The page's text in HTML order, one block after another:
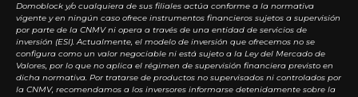
Domoblock y/o cualquiera de sus filiales actúa conforme a la normativa
vigente y en ningún caso ofrece instrumentos financieros sujetos a supervisión
por parte de la CNMV ni opera a través de una entidad de servicios de
inversión (ESI). Actualmente, el modelo de inversión que ofrecemos no se
configura como un valor negociable ni está sujeto a la Ley del Mercado de
Valores, por lo que no aplica el régimen de supervisión financiera previsto en
dicha normativa. Por tratarse de productos no supervisados ni controlados por
la CNMV, recomendamos a los inversores informarse detenidamente sobre la